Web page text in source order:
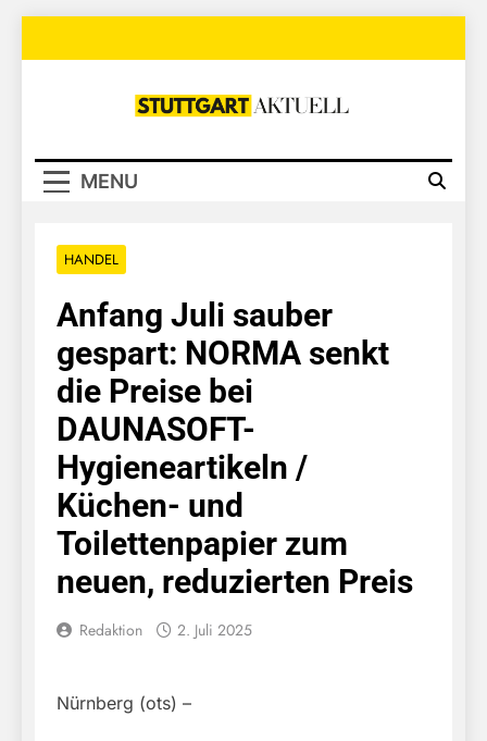
Stuttgart
MENU
HANDEL
Anfang Juli sauber
gespart: NORMA senkt
die Preise bei
DAUNASOFT-
Hygieneartikeln /
Küchen- und
Toilettenpapier zum
neuen, reduzierten Preis
Redaktion 2. Juli 2025
Nürnberg (ots) –